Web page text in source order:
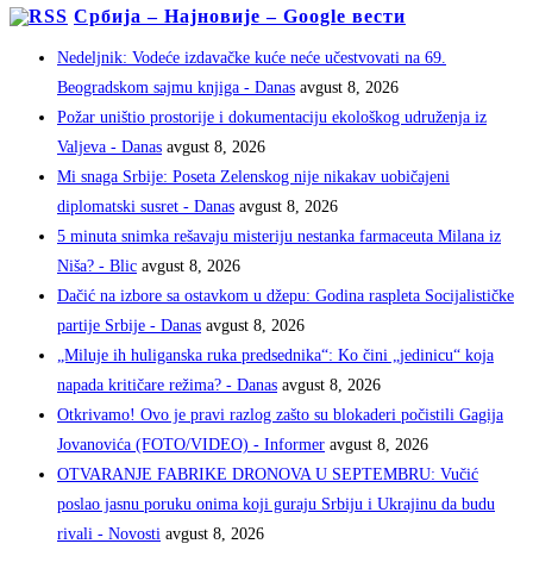
Србија – Најновије – Google вести
Nedeljnik: Vodeće izdavačke kuće neće učestvovati na 69.
Beogradskom sajmu knjiga - Danas avgust 8, 2026
Požar uništio prostorije i dokumentaciju ekološkog udruženja iz
Valjeva - Danas avgust 8, 2026
Mi snaga Srbije: Poseta Zelenskog nije nikakav uobičajeni
diplomatski susret - Danas avgust 8, 2026
5 minuta snimka rešavaju misteriju nestanka farmaceuta Milana iz
Niša? - Blic avgust 8, 2026
Dačić na izbore sa ostavkom u džepu: Godina raspleta Socijalističke
partije Srbije - Danas avgust 8, 2026
„Miluje ih huliganska ruka predsednika“: Ko čini „jedinicu“ koja
napada kritičare režima? - Danas avgust 8, 2026
Otkrivamo! Ovo je pravi razlog zašto su blokaderi počistili Gagija
Jovanovića (FOTO/VIDEO) - Informer avgust 8, 2026
OTVARANJE FABRIKE DRONOVA U SEPTEMBRU: Vučić
poslao jasnu poruku onima koji guraju Srbiju i Ukrajinu da budu
rivali - Novosti avgust 8, 2026